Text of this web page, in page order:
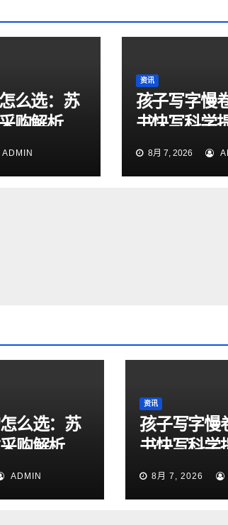
么选：苏
购解析
ADMIN
资讯
孩子写字慢
书快写科学
8月 7, 2026
么选：苏
购解析
ADMIN
资讯
孩子写字慢
书快写科学
8月 7, 2026